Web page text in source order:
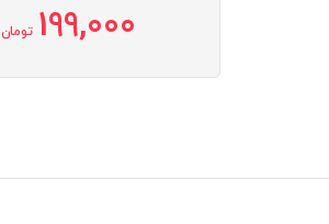
199,000 تومان